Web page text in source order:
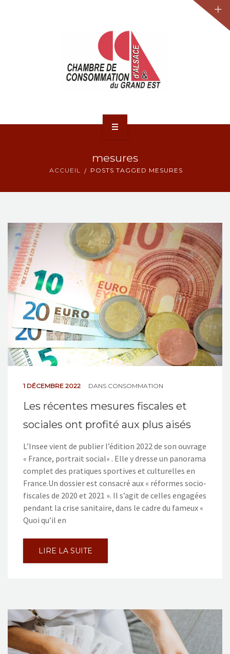
NOS ACTIONS
CONTACT
mesures
ACCUEIL POSTS TAGGED MESURES
1 DÉCEMBRE 2022 DANS CONSOMMATION
Les récentes mesures fiscales et
sociales ont profité aux plus aisés
L’Insee vient de publier l’édition 2022 de son ouvrage
« France, portrait social« . Elle y dresse un panorama
complet des pratiques sportives et culturelles en
France.Un dossier est consacré aux « réformes socio-
fiscales de 2020 et 2021 ». Il s’agit de celles engagées
pendant la crise sanitaire, dans le cadre du fameux «
Quoi qu’il en
LIRE LA SUITE